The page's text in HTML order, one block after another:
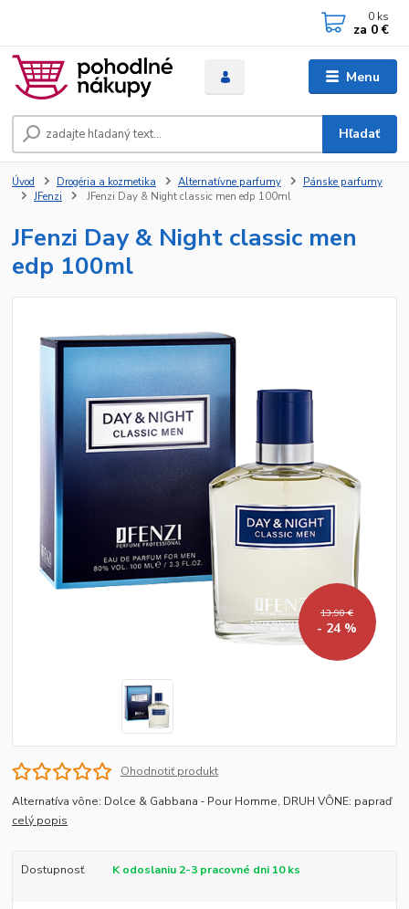
Menu
Hľadať
0 ks
za 0 €
Úvod Drogéria a kozmetika Alternatívne parfumy
Pánske parfumy
JFenzi
JFenzi Day & Night classic men edp 100ml
JFenzi Day & Night classic men
edp 100ml
13,90 €
- 24 %
Ohodnotiť produkt
Alternatíva vône: Dolce & Gabbana ‐ Pour Homme, DRUH VÔNE: papraď
celý popis
Dostupnosť K odoslaniu 2-3 pracovné dni 10 ks